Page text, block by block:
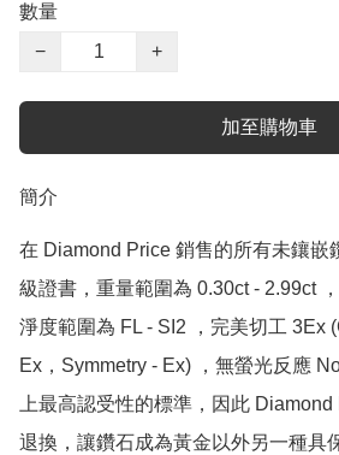
數量
−
+
加至購物車
簡介
在 Diamond Price 銷售的所有未鑲嵌
級證書，重量範圍為 0.30ct - 2.99ct
淨度範圍為 FL - SI2 ，完美切工 3Ex
Ex，Symmetry - Ex) ，無螢光反應
上最高認受性的標準，因此
退換，讓鑽石成為黃金以外另一種具